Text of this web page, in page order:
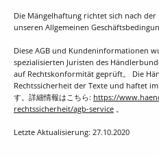
Die Mängelhaftung richtet sich nach
unseren Allgemeinen
Diese AGB und Kundeninformationen
spezialisierten Juristen des
auf Rechtskonformität geprüft。 Die
Rechtssicherheit der Texte und haftet
す。詳細情報はこちら: https://
rechtssicherheit/agb-service 。
Letzte Aktualisierung: 27.10.2020